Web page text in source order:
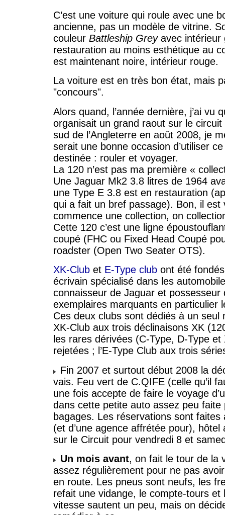
C’est une voiture qui roule avec une
ancienne, pas un modèle de vitrine.
couleur Battleship Greyavec intérieur
restauration au moins esthétique au
est maintenant noire, intérieur rouge.
La voiture est en très bon état, mais
"concours".
Alors quand, l’année dernière, j’ai vu
organisait un grand raout sur le
sud de l’Angleterre en août 2008, je
serait une bonne occasion d’utiliser
destinée : rouler et voyager.
La 120 n’est pas ma première «
Une Jaguar Mk2 3.8 litres de 1964
une Type E 3.8 est en restauration
qui a fait un bref passage). Bon, il est
commence une collection, on
Cette 120 c’est une ligne
coupé (FHC ou Fixed Head Coupé
roadster (Open Two Seater OTS).
XK-Club et E-Type club ont été
écrivain spécialisé dans les
connaisseur de Jaguar et possesseur
exemplaires marquants en particulier
Ces deux clubs sont dédiés à un seul
XK-Club aux trois déclinaisons XK
les rares dérivées (C-Type, D-Type
rejetées ; l’E-Type Club aux trois
Fin 2007 et surtout début 2008 la
vais. Feu vert de C.QIFE (celle qu’il
une fois accepte de faire le voyage
dans cette petite auto assez peu faite
bagages. Les réservations sont faites
(et d’une agence affrétée pour), hôtel
sur le Circuit pour vendredi 8 et
Un mois avant, on fait le tour de la
assez régulièrement pour ne pas
en route. Les pneus sont neufs, les
refait une vidange, le compte-tours et
vitesse sautent un peu, mais on